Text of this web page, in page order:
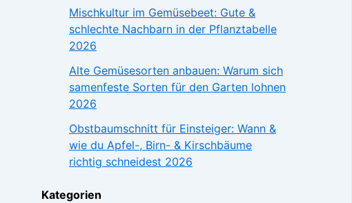
Mischkultur im Gemüsebeet: Gute &
schlechte Nachbarn in der Pflanztabelle
2026
Alte Gemüsesorten anbauen: Warum sich
samenfeste Sorten für den Garten lohnen
2026
Obstbaumschnitt für Einsteiger: Wann &
wie du Apfel-, Birn- & Kirschbäume
richtig schneidest 2026
Kategorien